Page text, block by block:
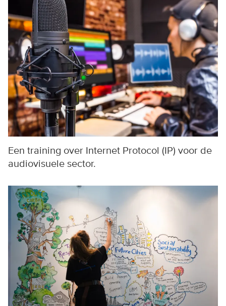
Een training over Internet Protocol (IP) voor de
audiovisuele sector.